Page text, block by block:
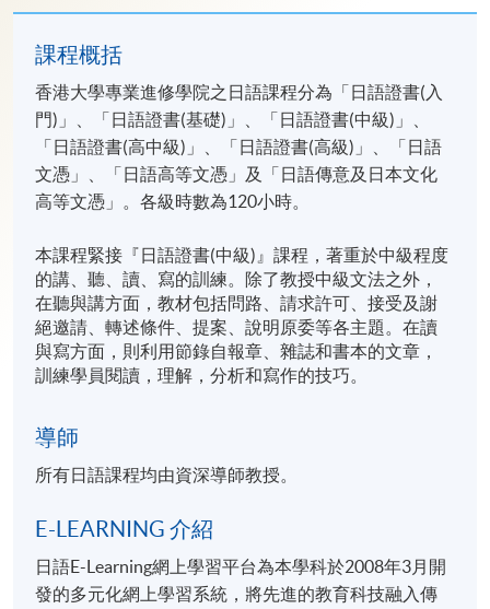
課程概括
香港大學專業進修學院之日語課程分為「日語證書(入
門)」、「日語證書(基礎)」、「日語證書(中級)」、
「日語證書(高中級)」、「日語證書(高級)」、「日語
文憑」、「日語高等文憑」及「日語傳意及日本文化
高等文憑」。各級時數為120小時。
本課程緊接『日語證書(中級)』課程，著重於中級程度
的講、聽、讀、寫的訓練。除了教授中級文法之外，
在聽與講方面，教材包括問路、請求許可、接受及謝
絕邀請、轉述條件、提案、說明原委等各主題。在讀
與寫方面，則利用節錄自報章、雜誌和書本的文章，
訓練學員閱讀，理解，分析和寫作的技巧。
導師
所有日語課程均由資深導師教授。
E-LEARNING 介紹
日語E-Learning網上學習平台為本學科於2008年3月開
發的多元化網上學習系統，將先進的教育科技融入傳